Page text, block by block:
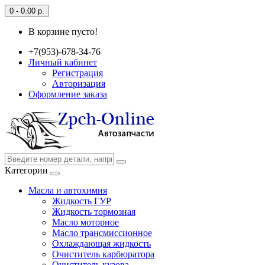
0 - 0.00 р.
В корзине пусто!
+7(953)-678-34-76
Личный кабинет
Регистрация
Авторизация
Оформление заказа
Категории
Масла и автохимия
Жидкость ГУР
Жидкость тормозная
Масло моторное
Масло трансмиссионное
Охлаждающая жидкость
Очиститель карбюратора